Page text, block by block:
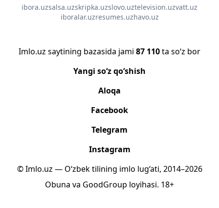
ibora.uzsalsa.uzskripka.uzslovo.uztelevision.uzvatt.uz
iboralar.uzresumes.uzhavo.uz
Imlo.uz saytining bazasida jami 87 110ta so‘z bor
Yangi so‘z qo‘shish
Aloqa
Facebook
Telegram
Instagram
© Imlo.uz — O‘zbek tilining imlo lug‘ati, 2014–2026
Obuna va GoodGroup loyihasi. 18+